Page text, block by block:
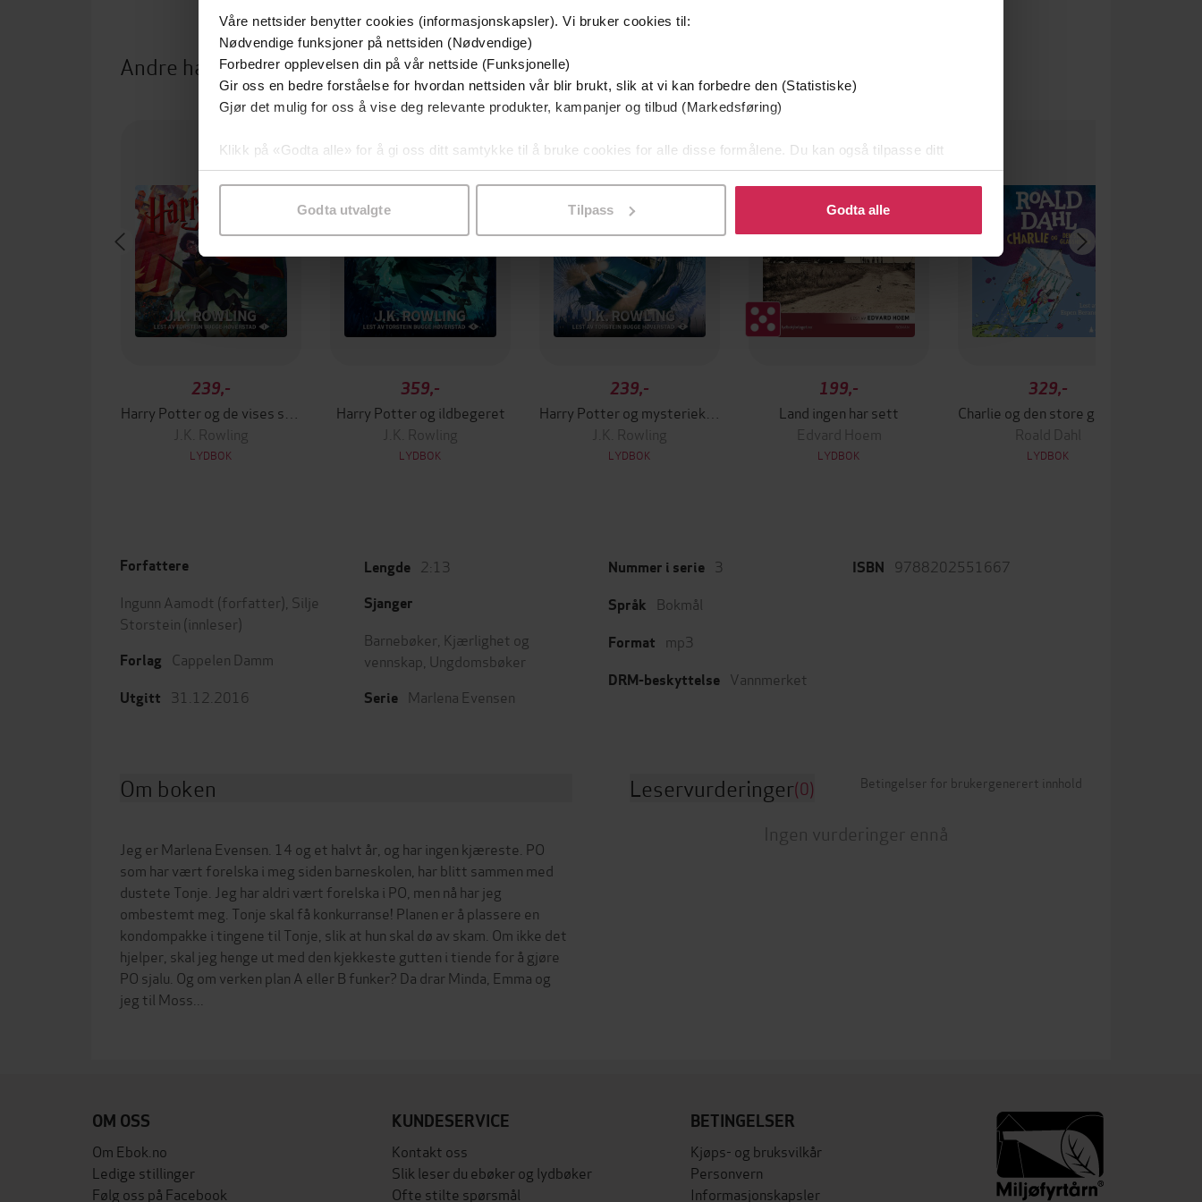
Våre nettsider benytter cookies (informasjonskapsler). Vi bruker cookies til:
Nødvendige funksjoner på nettsiden (Nødvendige)
Forbedrer opplevelsen din på vår nettside (Funksjonelle)
Gir oss en bedre forståelse for hvordan nettsiden vår blir brukt, slik at vi kan forbedre den (Statistiske)
Gjør det mulig for oss å vise deg relevante produkter, kampanjer og tilbud (Markedsføring)
Klikk på «Godta alle» for å gi oss ditt samtykke til å bruke cookies for alle disse formålene. Du kan også tilpasse ditt
samtykke til spesifikke formål ved å klikke på «Tilpass». Du kan når som helst trekke tilbake eller endre ditt samtykke.
Godta utvalgte Tilpass Godta alle
Andre har også kjøpt
239,-
J.K. Rowling
LYDBOK
359,-
Harry Potter og ildbegeret
J.K. Rowling
LYDBOK
239,-
J.K. Rowling
LYDBOK
Premium
199,-
Land ingen har sett
Edvard Hoem
LYDBOK
329,-
Roald Dahl
LYDBOK
Forfattere
Ingunn Aamodt (forfatter), Silje
Storstein (innleser)
Forlag Cappelen Damm
Utgitt 31.12.2016
Lengde 2:13
Sjanger
Barnebøker Kjærlighet og
vennskap Ungdomsbøker
Serie Marlena Evensen
Nummer i serie 3
Språk Bokmål
Format mp3
DRM-beskyttelse Vannmerket
ISBN 9788202551667
Om boken
Jeg er Marlena Evensen. 14 og et halvt år, og har ingen kjæreste. PO
som har vært forelska i meg siden barneskolen, har blitt sammen med
dustete Tonje. Jeg har aldri vært forelska i PO, men nå har jeg
ombestemt meg. Tonje skal få konkurranse! Planen er å plassere en
kondompakke i tingene til Tonje, slik at hun skal dø av skam. Om ikke det
hjelper, skal jeg henge ut med den kjekkeste gutten i tiende for å gjøre
PO sjalu. Og om verken plan A eller B funker? Da drar Minda, Emma og
jeg til Moss...
Leservurderinger(0) Betingelser for brukergenerert innhold
Ingen vurderinger ennå
OM OSS
Om Ebok.no
Ledige stillinger
Følg oss på Facebook
KUNDESERVICE
Kontakt oss
Slik leser du ebøker og lydbøker
Ofte stilte spørsmål
BETINGELSER
Kjøps- og bruksvilkår
Personvern
Informasjonskapsler